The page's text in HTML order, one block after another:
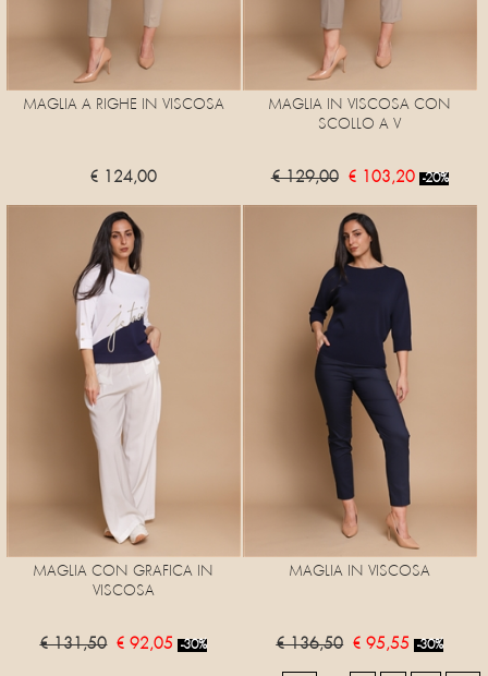
MAGLIA A RIGHE IN VISCOSA
€ 124,00
MAGLIA IN VISCOSA CON
SCOLLO A V
€ 129,00 € 103,20 -20%
MAGLIA CON GRAFICA IN
VISCOSA
€ 131,50 € 92,05 -30%
MAGLIA IN VISCOSA
€ 136,50 € 95,55 -30%